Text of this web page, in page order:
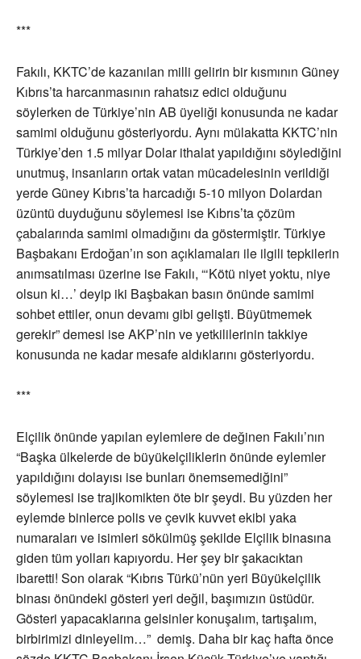
***
Fakılı, KKTC’de kazanılan milli gelirin bir kısmının Güney
Kıbrıs’ta harcanmasının rahatsız edici olduğunu
söylerken de Türkiye’nin AB üyeliği konusunda ne kadar
samimi olduğunu gösteriyordu. Aynı mülakatta KKTC’nin
Türkiye’den 1.5 milyar Dolar ithalat yapıldığını söylediğini
unutmuş, insanların ortak vatan mücadelesinin verildiği
yerde Güney Kıbrıs’ta harcadığı 5-10 milyon Dolardan
üzüntü duyduğunu söylemesi ise Kıbrıs’ta çözüm
çabalarında samimi olmadığını da göstermiştir. Türkiye
Başbakanı Erdoğan’ın son açıklamaları ile ilgili tepkilerin
anımsatılması üzerine ise Fakılı, “‘Kötü niyet yoktu, niye
olsun ki…’ deyip iki Başbakan basın önünde samimi
sohbet ettiler, onun devamı gibi gelişti. Büyütmemek
gerekir” demesi ise AKP’nin ve yetkililerinin takkiye
konusunda ne kadar mesafe aldıklarını gösteriyordu.
***
Elçilik önünde yapılan eylemlere de değinen Fakılı’nın
“Başka ülkelerde de büyükelçiliklerin önünde eylemler
yapıldığını dolayısı ise bunları önemsemediğini”
söylemesi ise trajikomikten öte bir şeydi. Bu yüzden her
eylemde binlerce polis ve çevik kuvvet ekibi yaka
numaraları ve isimleri sökülmüş şekilde Elçilik binasına
giden tüm yolları kapıyordu. Her şey bir şakacıktan
ibaretti! Son olarak “Kıbrıs Türkü’nün yeri Büyükelçilik
binası önündeki gösteri yeri değil, başımızın üstüdür.
Gösteri yapacaklarına gelsinler konuşalım, tartışalım,
birbirimizi dinleyelim…” demiş. Daha bir kaç hafta önce